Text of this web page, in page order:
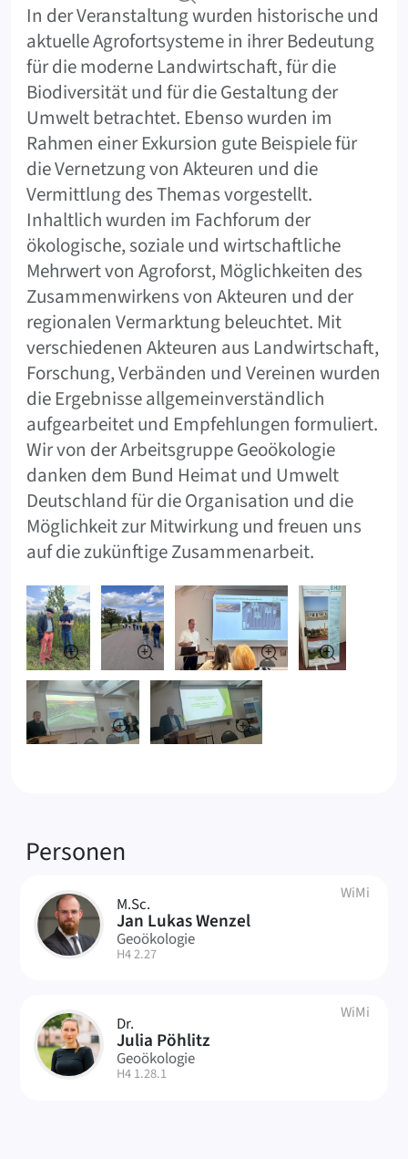
In der Veranstaltung wurden historische und
aktuelle Agrofortsysteme in ihrer Bedeutung
für die moderne Landwirtschaft, für die
Biodiversität und für die Gestaltung der
Umwelt betrachtet. Ebenso wurden im
Rahmen einer Exkursion gute Beispiele für
die Vernetzung von Akteuren und die
Vermittlung des Themas vorgestellt.
Inhaltlich wurden im Fachforum der
ökologische, soziale und wirtschaftliche
Mehrwert von Agroforst, Möglichkeiten des
Zusammenwirkens von Akteuren und der
regionalen Vermarktung beleuchtet. Mit
verschiedenen Akteuren aus Landwirtschaft,
Forschung, Verbänden und Vereinen wurden
die Ergebnisse allgemeinverständlich
aufgearbeitet und Empfehlungen formuliert.
Wir von der Arbeitsgruppe Geoökologie
danken dem Bund Heimat und Umwelt
Deutschland für die Organisation und die
Möglichkeit zur Mitwirkung und freuen uns
auf die zukünftige Zusammenarbeit.
Verknüpfte
Personen
JW M.Sc.
Jan Lukas Wenzel
WiMi
Geoökologie
| Raum:
H4 2.27
JP Dr.
Julia Pöhlitz
WiMi
Geoökologie
| Raum:
H4 1.28.1